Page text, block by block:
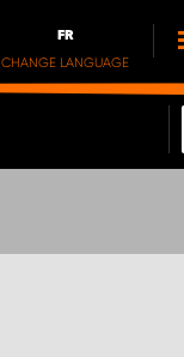
FR
CHANGE LANGUAGE